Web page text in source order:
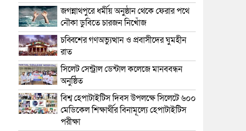
জগন্নাথপুরে ধর্মীয় অনুষ্ঠান থেকে ফেরার পথে
নৌকা ডুবিতে চারজন নিখোঁজ
চব্বিশের গণঅভ্যুত্থান ও প্রবাসীদের ঘুমহীন
রাত
সিলেট সেন্ট্রাল ডেন্টাল কলেজে মানববন্ধন
অনুষ্ঠিত
বিশ্ব হেপাটাইটিস দিবস উপলক্ষে সিলেটে ৬০০
মেডিকেল শিক্ষার্থীর বিনামূল্যে হেপাটাইটিস
পরীক্ষা